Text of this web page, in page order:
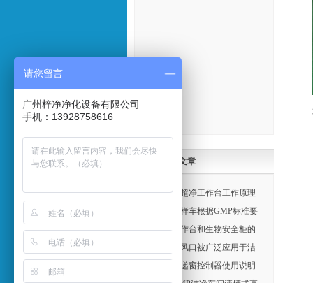
最新文章
垂直流超净工作台工作原理
洁净取样车根据GMP标准要
求:广州梓净净化设备定制
超净工作台和生物安全柜的
主要区别
高效送风口被广泛应用于洁
净车间的空气净化设备系统
风淋传递窗控制器使用说明
七大事项
请您留言
广州梓净净化设备有限公司
手机：13928758616